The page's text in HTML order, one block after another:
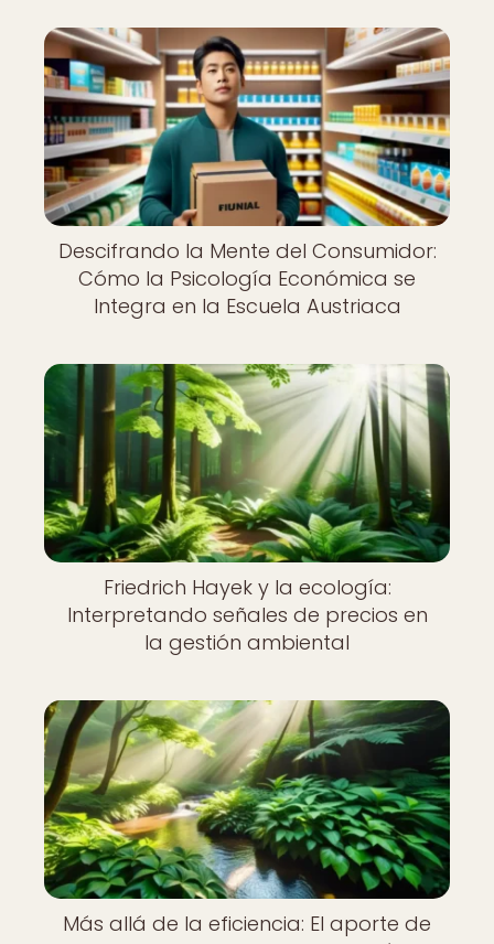
Descifrando la Mente del Consumidor:
Cómo la Psicología Económica se
Integra en la Escuela Austriaca
Friedrich Hayek y la ecología:
Interpretando señales de precios en
la gestión ambiental
Más allá de la eficiencia: El aporte de